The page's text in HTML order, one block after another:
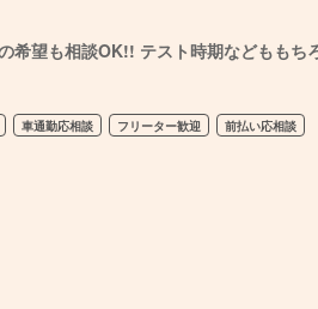
望も相談OK!! テスト時期などももち
車通勤応相談 フリーター歓迎 前払い応相談